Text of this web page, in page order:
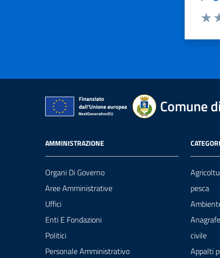
Comune
AMMINISTRAZIONE
Organi Di Governo
Aree Amministrative
Uffici
Enti E Fondazioni
Politici
Personale Amministrativo
pesca
civile
Appalti